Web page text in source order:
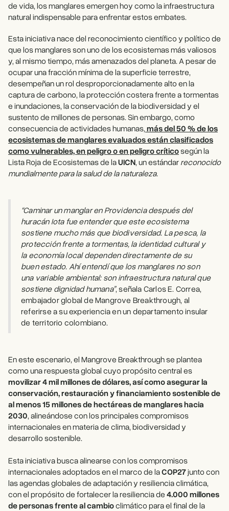
de vida, los manglares emergen hoy como la infraestructura
natural indispensable para enfrentar estos embates.
Esta iniciativa nace del reconocimiento científico y político de
que los manglares son uno de los ecosistemas más valiosos
y, al mismo tiempo, más amenazados del planeta. A pesar de
ocupar una fracción mínima de la superficie terrestre,
desempeñan un rol desproporcionadamente alto en la
captura de carbono, la protección costera frente a tormentas
e inundaciones, la conservación de la biodiversidad y el
sustento de millones de personas. Sin embargo, como
consecuencia de actividades humanas,más del50 % de los
ecosistemas de manglares evaluados están clasificados
como vulnerables, en peligro o en peligro críticosegún la
Lista Roja de Ecosistemas de laUICN, un estándar reconocido
mundialmente para la salud de la naturaleza.
“Caminar un manglar en Providencia después del
huracán Iota fue entender que este ecosistema
sostiene mucho más que biodiversidad. La pesca, la
protección frente a tormentas, la identidad cultural y
la economía local dependen directamente de su
buen estado. Ahí entendí que los manglares no son
una variable ambiental: son infraestructura natural que
sostiene dignidad humana”, señala Carlos E. Correa,
embajador global de Mangrove Breakthrough, al
referirse a su experiencia en un departamento insular
de territorio colombiano.
En este escenario, el Mangrove Breakthrough se plantea
como una respuesta global cuyo propósito central es
movilizar 4 mil millones de dólares, así como asegurar la
conservación, restauración y financiamiento sostenible de
al menos 15 millones de hectáreas de manglares hacia
2030, alineándose con los principales compromisos
internacionales en materia de clima, biodiversidad y
desarrollo sostenible.
Esta iniciativa busca alinearse con los compromisos
internacionales adoptados en el marco de laCOP27junto con
las agendas globales de adaptación y resiliencia climática,
con el propósito de fortalecer la resiliencia de 4.000 millones
de personas frente al cambioclimático para el final de la